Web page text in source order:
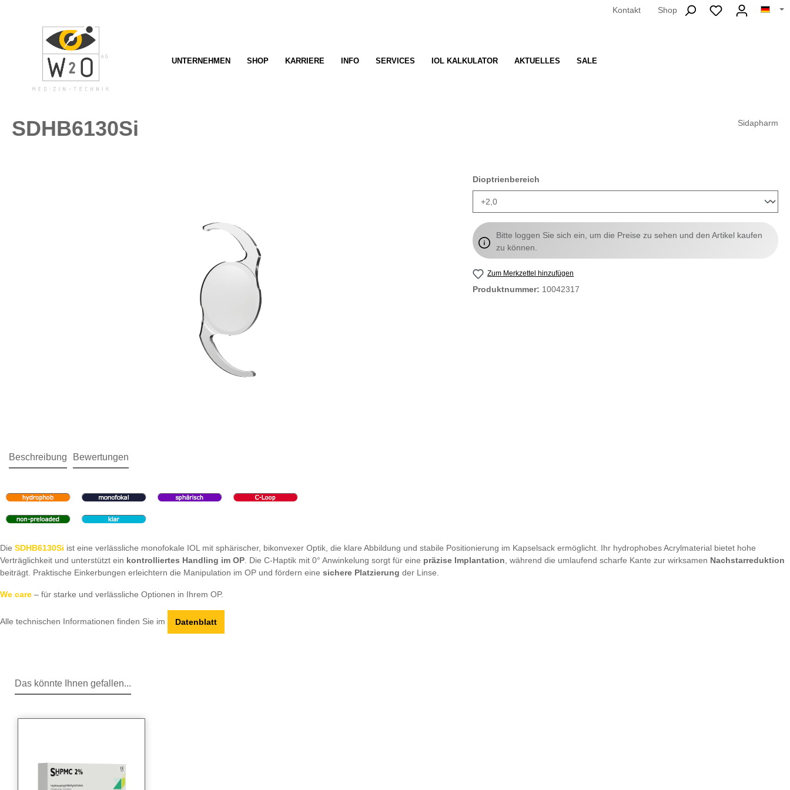
Kontakt Shop
UNTERNEHMEN SHOP KARRIERE INFO SERVICES IOL KALKULATOR AKTUELLES SALE
SDHB6130Si Sidapharm
Dioptrienbereich
Bitte loggen Sie sich ein, um die Preise zu sehen und den Artikel kaufen
zu können.
Zum Merkzettel hinzufügen
Produktnummer: 10042317
Beschreibung Bewertungen
Die SDHB6130Si ist eine verlässliche monofokale IOL mit sphärischer, bikonvexer Optik, die klare Abbildung und stabile Positionierung im Kapselsack ermöglicht. Ihr hydrophobes Acrylmaterial bietet hohe
Verträglichkeit und unterstützt ein kontrolliertes Handling im OP. Die C-Haptik mit 0° Anwinkelung sorgt für eine präzise Implantation, während die umlaufend scharfe Kante zur wirksamen Nachstarreduktion
beiträgt. Praktische Einkerbungen erleichtern die Manipulation im OP und fördern eine sichere Platzierung der Linse.
We care – für starke und verlässliche Optionen in Ihrem OP.
Alle technischen Informationen finden Sie im Datenblatt
Das könnte Ihnen gefallen...
Produktgalerie überspringen